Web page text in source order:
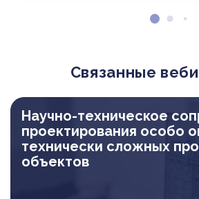
Связанные
Научно-техническое
проектирования особо
технически сложных
объектов